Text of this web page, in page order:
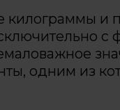
килограммы и
с
одним из